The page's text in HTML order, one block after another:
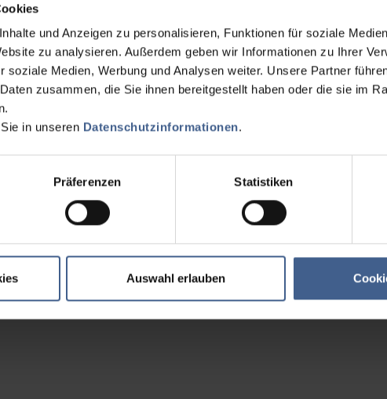
und Anzeigen zu personalisieren, Funktionen für soziale
zu analysieren. Außerdem geben wir Informationen zu Ihrer
soziale Medien, Werbung und Analysen weiter. Unsere Partner
zusammen, die Sie ihnen bereitgestellt haben oder die sie im
in unseren Datenschutzinformationen.
Präferenzen Statistiken
Auswahl erlauben